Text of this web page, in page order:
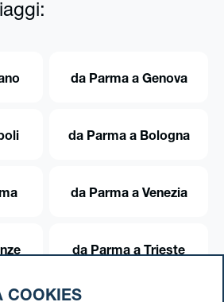
da Parma a Genova
da Parma a Bologna
da Parma a Venezia
da Parma a Trieste
COOKIES